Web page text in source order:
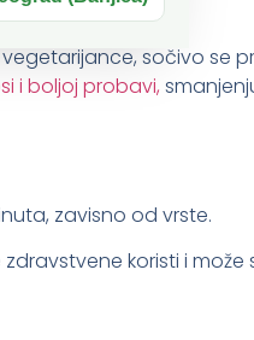
sočivo se
i boljoj probavi,
zavisno od vrste.
koristi i